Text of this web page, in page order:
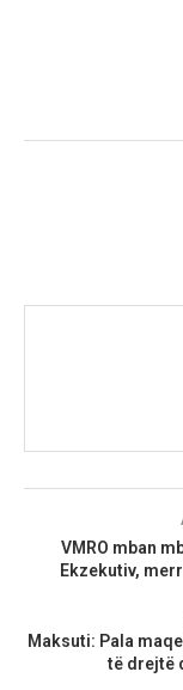
VMRO mban
Ekzekutiv,
Maksuti: Pala
të drejtë